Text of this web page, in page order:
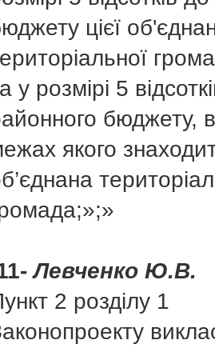
цієї
у розмірі 5
бюджету, в
якого
Левченко Ю.В.
2 розділу 1